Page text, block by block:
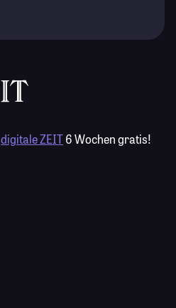
digitale ZEIT6 Wochen gratis!